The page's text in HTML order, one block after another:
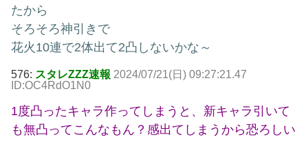
たから
そろそろ神引きで
花火10連で2体出て2凸しないかな～
576: スタレZZZ速報 2024/07/21(日) 09:27:21.47
ID:OC4RdO1N0
1度凸ったキャラ作ってしまうと、新キャラ引いて
も無凸ってこんなもん？感出てしまうから恐ろしい